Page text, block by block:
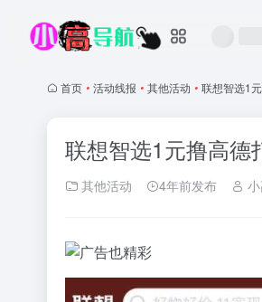
首页 • 活动线报 • 其他活动 • 联想智选1
联想智选1元撸高德
其他活动 4年前发布